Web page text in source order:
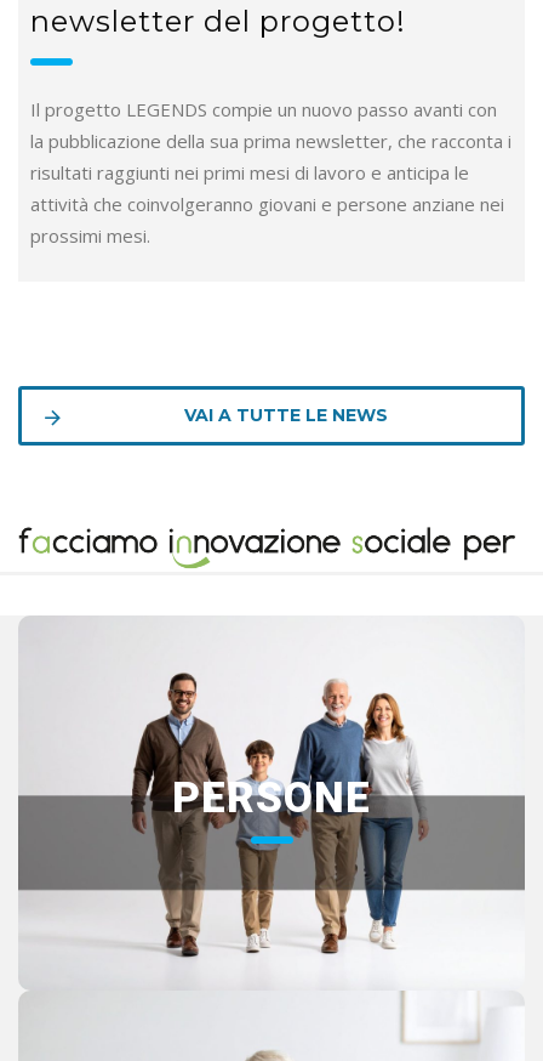
newsletter del progetto!
Il progetto LEGENDS compie un nuovo passo avanti con
la pubblicazione della sua prima newsletter, che racconta i
risultati raggiunti nei primi mesi di lavoro e anticipa le
attività che coinvolgeranno giovani e persone anziane nei
prossimi mesi.
VAI A TUTTE LE NEWS
PERSONE
Persone
Accompagniamo le persone nel loro percorso di vita,
aiutandole a sviluppare a pieno il proprio potenziale e
ad affrontare sfide e cambiamenti grazie a nuove
risorse e competenze.PERS
VAI ALLA SEZIONE